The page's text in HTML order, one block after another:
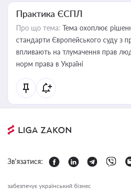
Практика ЄСПЛ
Про що тема: Тема охоплює
стандарти Європейського суду з
впливають на тлумачення прав
норм права в Україні
Зв'язатися:
забезпечує український бізнес